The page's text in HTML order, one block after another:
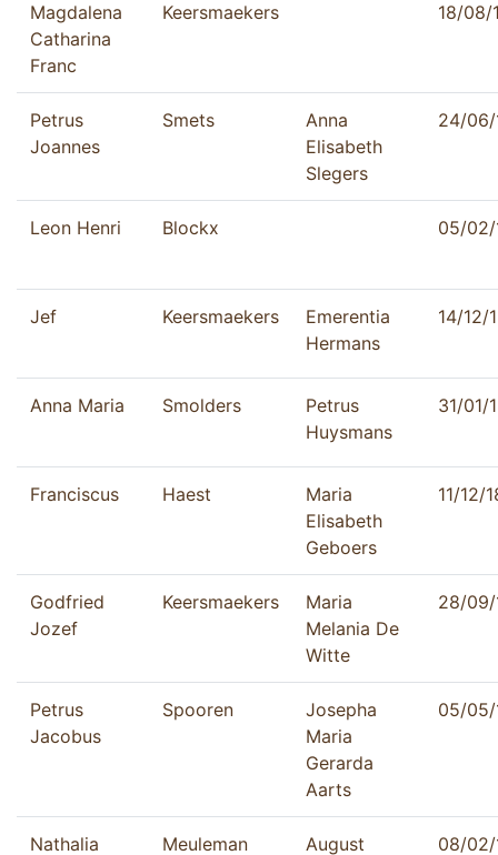
Magdalena
Catharina
Franc
Keersmaekers 18/08/
Petrus
Joannes
Smets
Anna
Elisabeth
Slegers
24/06/
Leon Henri Blockx 05/02/
Jef Keersmaekers
Emerentia
Hermans
14/12/
Anna Maria Smolders
Petrus
Huysmans
31/01/
Franciscus Haest
Maria
Elisabeth
Geboers
11/12/
Godfried
Jozef
Keersmaekers
Maria
Melania De
Witte
28/09/
Petrus
Jacobus
Spooren
Josepha
Maria
Gerarda
Aarts
05/05/
Nathalia Meuleman
August
08/02/